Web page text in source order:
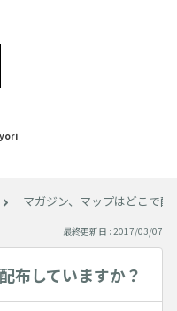
マガジン、マップはどこで
最終更新日 : 2017/03/07
布していますか？